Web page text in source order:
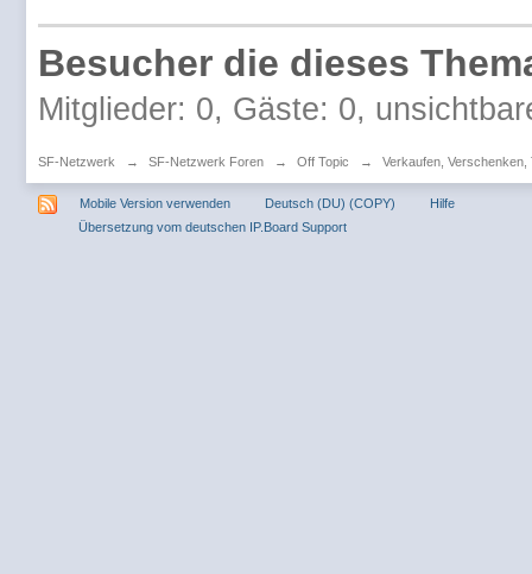
Besucher die dieses
Mitglieder: 0, Gäste: 0,
SF-Netzwerk → SF-Netzwerk Foren → Off Topic → Verkaufen, Verschenken,
Mobile Version verwenden Deutsch (DU) (COPY)
Hilfe
Übersetzung vom deutschen IP.Board Support